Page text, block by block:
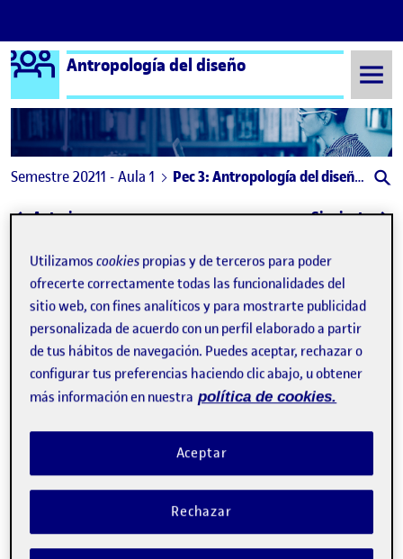
Saltar al contenido
Logo Ágora
Antropología del diseño
Semestre 20211 - Aula 1 Pec 3: Antropología del diseño. Etnografía para el diseño
Navegación de entradas
Anterior: ETNOGRAFÍA PARA EL DISEÑO «EL TEA»
Siguiente:
Publicado porPec 3: Antropología del
Publicado por
Lucia Díez Concari
Visibilidad:
Pública -Fecha de publicación
10 Dic 202110 diciembre, 2021 12:07 pm
-comentarioen Pec 3: Antropología del diseño.
¡Hola a todxs!
Aquí os dejo mi elaborado para esta entrega.
Utilizamoscookies propias y de terceros para poder
ofrecerte correctamente todas las funcionalidades del
sitio web, con fines analíticos y para mostrarte publicidad
personalizada de acuerdo con un perfil elaborado a partir
de tus hábitos de navegación. Puedes aceptar, rechazar o
configurar tus preferencias haciendo clic abajo, u obtener
más información en nuestra política de cookies.
Rechazar
Aceptar